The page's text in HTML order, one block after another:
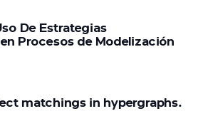
De Estrategias
Procesos de Modelización
matchings in hypergraphs.